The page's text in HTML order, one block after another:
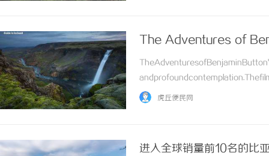
The Adventures of
虎丘便民网
进入全球销量前10名的比